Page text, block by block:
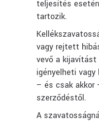
teljesítés
tartozik.
vagy rejtett
vevő a kijavítást
igényelheti
– és csak akkor
szerződéstől.
A